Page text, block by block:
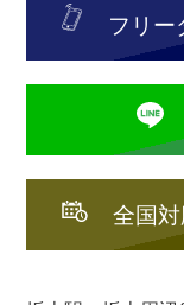
フリー
全国